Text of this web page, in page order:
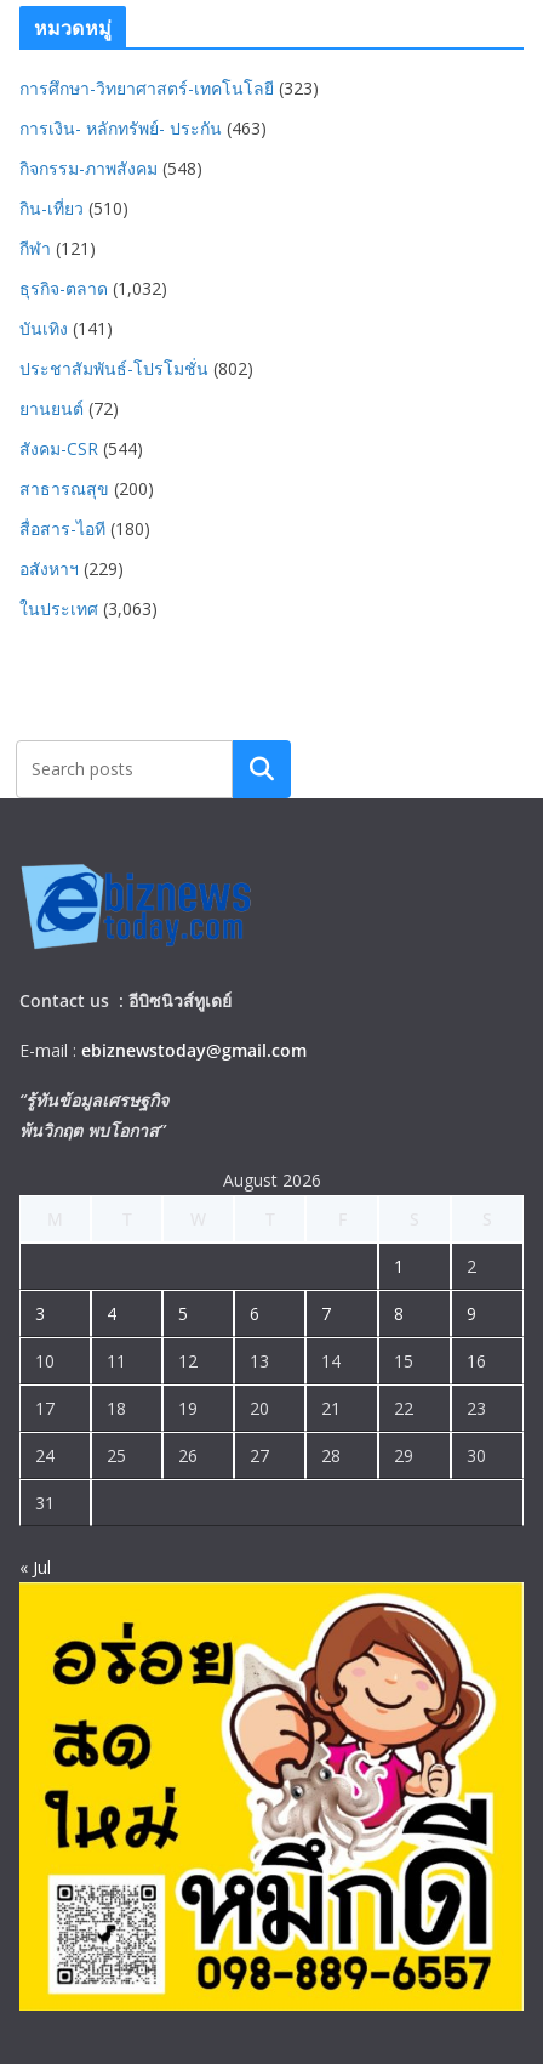
หมวดหมู่
การศึกษา-วิทยาศาสตร์-เทคโนโลยี (323)
การเงิน- หลักทรัพย์- ประกัน (463)
กิจกรรม-ภาพสังคม (548)
กิน-เที่ยว (510)
กีฬา (121)
ธุรกิจ-ตลาด (1,032)
บันเทิง (141)
ประชาสัมพันธ์-โปรโมชั่น (802)
ยานยนต์ (72)
สังคม-CSR (544)
สาธารณสุข (200)
สื่อสาร-ไอที (180)
อสังหาฯ (229)
ในประเทศ (3,063)
Search
Contact us : อีบิซนิวส์ทูเดย์
E-mail : ebiznewstoday@gmail.com
“รู้ทันข้อมูลเศรษฐกิจ
พ้นวิกฤต พบโอกาส”
August 2026
1 2
3 4 5 6 7 8 9
10 11 12 13 14 15 16
17 18 19 20 21 22 23
24 25 26 27 28 29 30
31
« Jul